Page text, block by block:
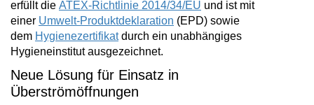
erfüllt die ATEX-Richtlinie 2014/34/EU und ist mit
einer Umwelt-Produktdeklaration (EPD) sowie
dem Hygienezertifikat durch ein unabhängiges
Hygieneinstitut ausgezeichnet.
Neue Lösung für Einsatz in
Überströmöffnungen